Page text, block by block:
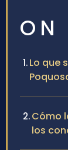
ON
Lo que
Cómo
los